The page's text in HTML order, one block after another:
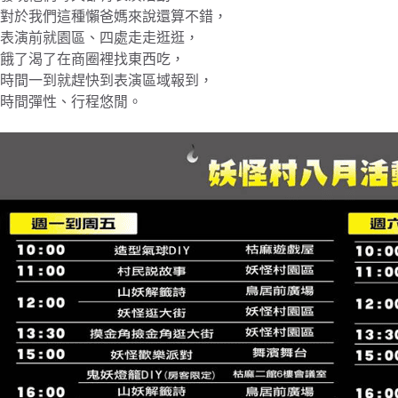
對於我們這種懶爸媽來說還算不錯，
表演前就園區、四處走走逛逛，
餓了渴了在商圈裡找東西吃，
時間一到就趕快到表演區域報到，
時間彈性、行程悠閒。